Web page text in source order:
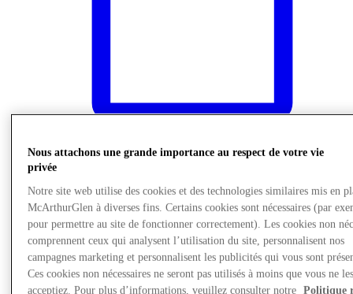
Actualités
Nous attachons une grande importance au respect de votre vie
privée
Notre site web utilise des cookies et des technologies similaires mis en
McArthurGlen à diverses fins. Certains cookies sont nécessaires (par
pour permettre au site de fonctionner correctement). Les cookies non
comprennent ceux qui analysent l’utilisation du site, personnalisent nos
campagnes marketing et personnalisent les publicités qui vous sont
Ces cookies non nécessaires ne seront pas utilisés à moins que vous ne
acceptiez. Pour plus d’informations, veuillez consulter notre
Politique